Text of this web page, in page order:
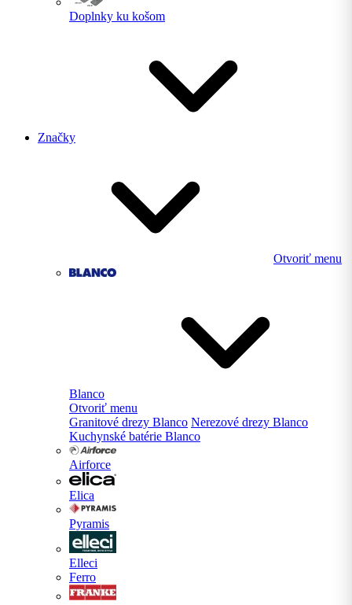
Doplnky ku košom
Značky
Otvoriť menu
Blanco
Otvoriť menu
Granitové drezy Blanco Nerezové drezy Blanco
Kuchynské batérie Blanco
Airforce
Elica
Pyramis
Elleci
Ferro